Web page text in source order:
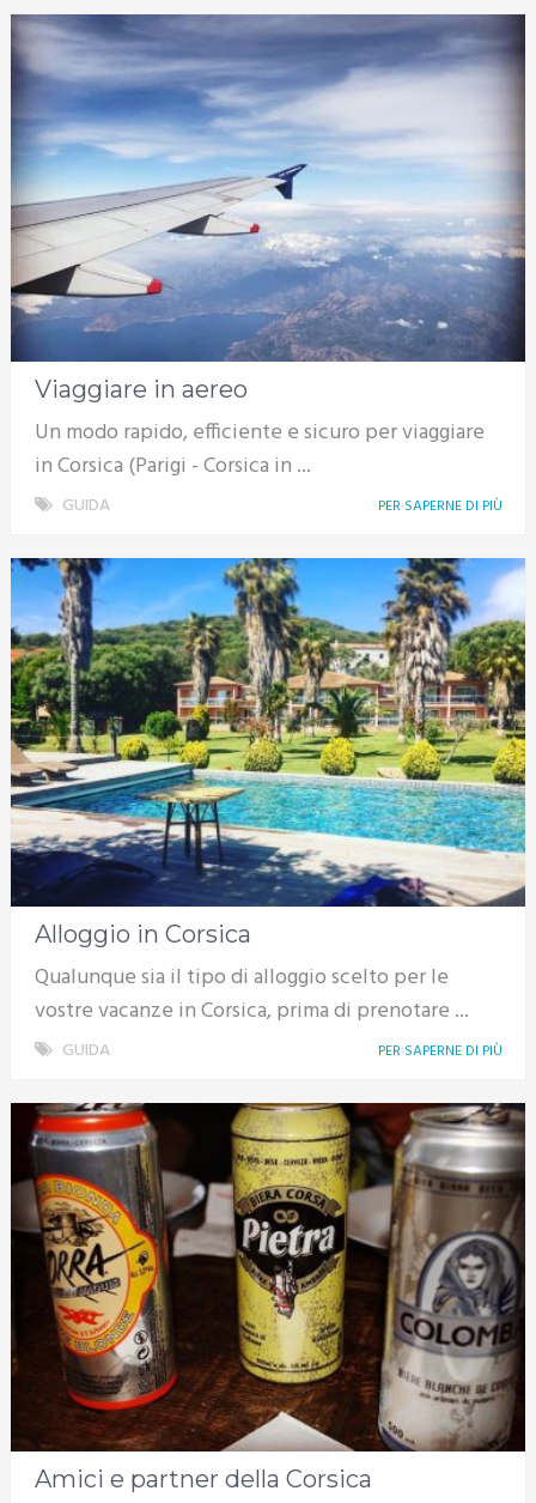
Viaggiare in aereo
Un modo rapido, efficiente e sicuro per viaggiare
in Corsica (Parigi - Corsica in ...
GUIDA PER SAPERNE DI PIÙ
Alloggio in Corsica
Qualunque sia il tipo di alloggio scelto per le
vostre vacanze in Corsica, prima di prenotare ...
GUIDA PER SAPERNE DI PIÙ
Amici e partner della Corsica